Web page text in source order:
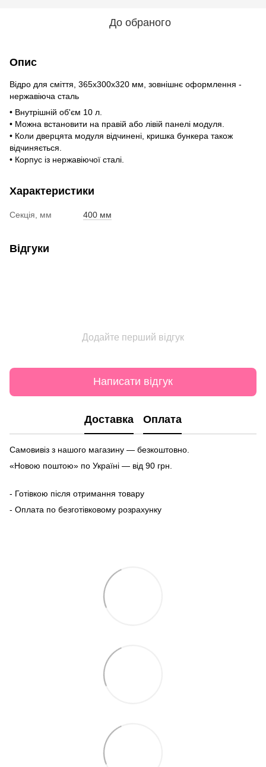
До обраного
Опис
Відро для сміття, 365х300х320 мм, зовнішнє оформлення -
нержавіюча сталь
• Внутрішній об'єм 10 л.
• Можна встановити на правій або лівій панелі модуля.
• Коли дверцята модуля відчинені, кришка бункера також
відчиняється.
• Корпус із нержавіючої сталі.
Характеристики
Секція, мм 400 мм
Відгуки
Додайте перший відгук
Написати відгук
Доставка Оплата
Самовивіз з нашого магазину — безкоштовно.
«Новою поштою» по Україні — від 90 грн.
- Готівкою після отримання товару
- Оплата по безготівковому розрахунку